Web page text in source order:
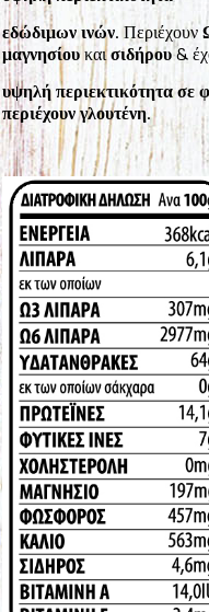
εδώδιμων ινών. Περιέχουν
μαγνησίου καισιδήρου&
υψηλή περιεκτικότητα σε
περιέχουν γλουτένη.